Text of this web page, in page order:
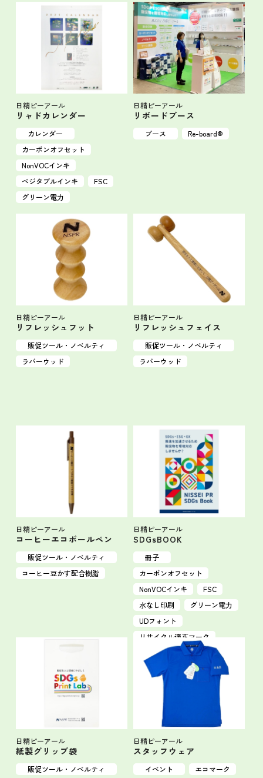
日精ピーアール
リャドカレンダー
カレンダー
カーボンオフセット
NonVOCインキ
ベジタブルインキ
FSC
グリーン電力
日精ピーアール
リボードブース
ブース Re-board®
日精ピーアール
リフレッシュフット
販促ツール・ノベルティ
ラバーウッド
日精ピーアール
リフレッシュフェイス
販促ツール・ノベルティ
ラバーウッド
日精ピーアール
コーヒーエコボールペン
販促ツール・ノベルティ
コーヒー豆かす配合樹脂
日精ピーアール
SDGsBOOK
冊子
カーボンオフセット
NonVOCインキ
FSC
水なし印刷
グリーン電力
UDフォント
リサイクル適正マーク
日精ピーアール
紙製グリップ袋
販促ツール・ノベルティ
日精ピーアール
スタッフウェア
イベント
エコマーク